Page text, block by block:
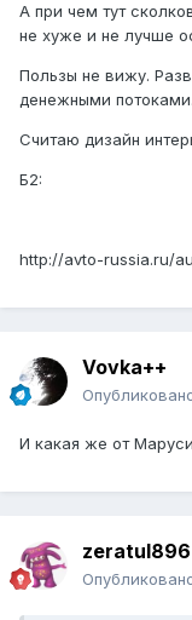
А при чем тут
не хуже и не лучше
Пользы не вижу.
денежными потоками.
Считаю дизайн
Б2:
http://avto-russia.ru/
Vovka++
И какая же от
zeratul896